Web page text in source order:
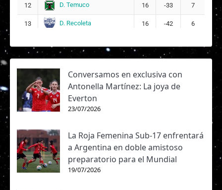
12 D. Temuco 16 -33 7
13 D. Recoleta 16 -42 6
Conversamos en exclusiva con
Antonella Martínez: La joya de
Everton
23/07/2026
La Roja Femenina Sub-17 enfrentará
a Argentina en doble amistoso
preparatorio para el Mundial
19/07/2026